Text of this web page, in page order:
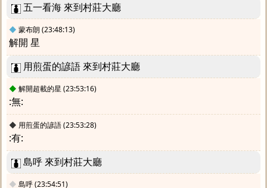
五一看海 來到村莊大廳
◆ 蒙布朗 (23:48:13)
解開 星
用煎蛋的諺語 來到村莊大廳
◆ 解開超載的星 (23:53:16)
:無:
◆ 用煎蛋的諺語(23:53:28)
:有:
島呼 來到村莊大廳
◆ 島呼(23:54:51)